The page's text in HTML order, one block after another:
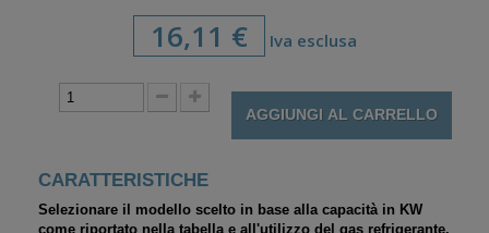
16,11 € Iva esclusa
AGGIUNGI AL CARRELLO
CARATTERISTICHE
Selezionare il modello scelto in base alla capacità in KW
come riportato nella tabella e all'utilizzo del gas refrigerante.